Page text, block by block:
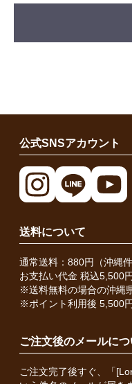
公式SNSアカウント
送料について
通常送料：880円（沖縄
お支払い代金 税込5,500
※送料無料の場合の沖縄
※ポイント利用後 5,500
ご注文後のメールにつ
ご注文完了後すぐ、「